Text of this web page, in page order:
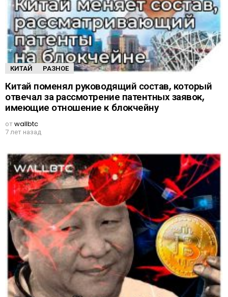
КИТАЙ РАЗНОЕ
Китай поменял руководящий состав, который
отвечал за рассмотрение патентных заявок,
имеющие отношение к блокчейну
отwallbtc
7 лет назад